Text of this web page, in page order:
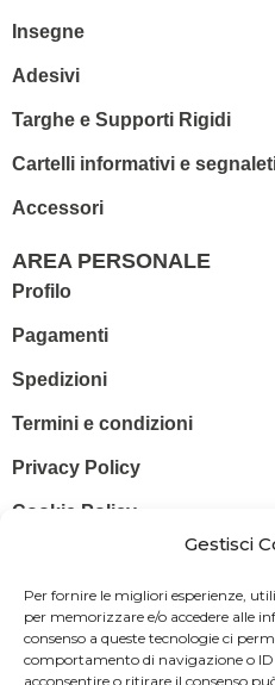
Gestisci
Per fornire le migliori esperienze,
per memorizzare e/o accedere alle
consenso a queste tecnologie ci
comportamento di navigazione o ID
acconsentire o ritirare il consenso
Insegne
Adesivi
Targhe e Supporti Rigidi
Cartelli informativi e
Accessori
AREA PERSONALE
Profilo
Pagamenti
Spedizioni
Termini e condizioni
Privacy Policy
Cookie Policy
Legale: Via Silvio Pellico, 43